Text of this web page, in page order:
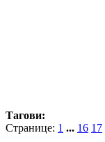
Тагови:
Странице: 1 ... 16 17